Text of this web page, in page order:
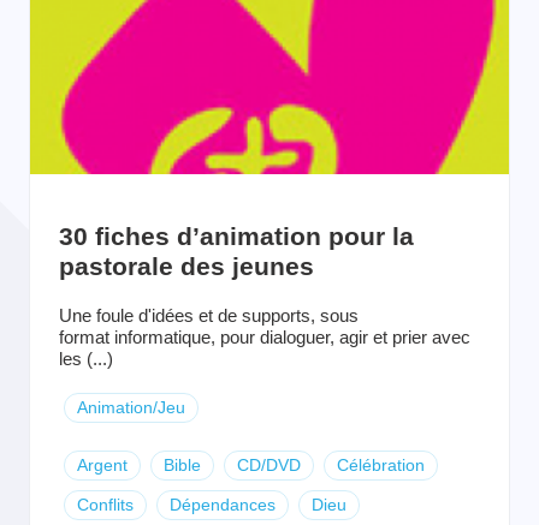
30 fiches d’animation pour la
pastorale des jeunes
Une foule d'idées et de supports, sous
format informatique, pour dialoguer, agir et prier avec
les (...)
Animation/Jeu
Argent Bible CD/DVD Célébration
Conflits Dépendances Dieu